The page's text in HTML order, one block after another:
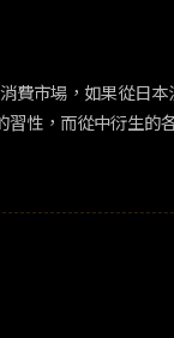
台選擇的當代戲
心聲》故事主角一
的廣播節目）...（
畫。居住在北海
市場，如果從日
性，而從中衍生
的從紙本躍上影音
日本 Idol（註：ア
和 Twitter 等自媒
高度相似，推出